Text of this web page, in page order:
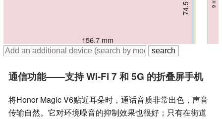
159.87 mm
158.4 mm
156.8 mm
156.7 mm
通信功能——支持 Wi-Fi 7 和 5G 的折叠屏手机
将Honor Magic V6贴近耳朵时，通话音质非常出色，声音
传输自然。它对环境噪音的抑制效果也很好；只有在街道